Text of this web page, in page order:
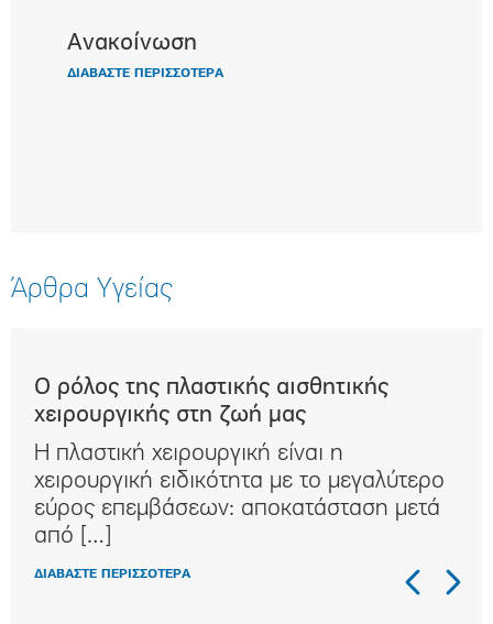
Ανακοίνωση
ΔΙΑΒΑΣΤΕ ΠΕΡΙΣΣΟΤΕΡΑ
Άρθρα Υγείας
Ο ρόλος της πλαστικής αισθητικής
χειρουργικής στη ζωή μας
Η πλαστική χειρουργική είναι η
χειρουργική ειδικότητα με τo μεγαλύτερο
εύρος επεμβάσεων: αποκατάσταση μετά
από […]
ΔΙΑΒΑΣΤΕ ΠΕΡΙΣΣΟΤΕΡΑ